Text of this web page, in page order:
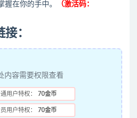
握在你的手中。
（激活码：
：
内容需要权限查看
用户特权： 70金币
用户特权： 70金币